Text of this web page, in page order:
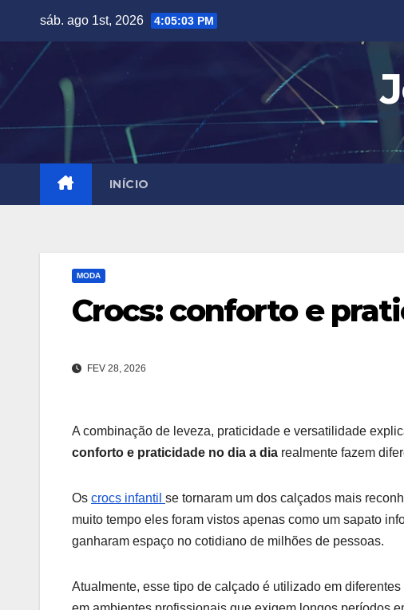
content
sáb. ago 1st, 2026 4:05:04 PM
INÍCIO
MODA
Crocs: conforto e
FEV 28, 2026
A combinação de leveza, praticidade e versatilidade
conforto e praticidade no dia a dia realmente fazem
Os crocs infantil se tornaram um dos calçados mais
muito tempo eles foram vistos apenas como um sapato
ganharam espaço no cotidiano de milhões de pessoas.
Atualmente, esse tipo de calçado é utilizado em